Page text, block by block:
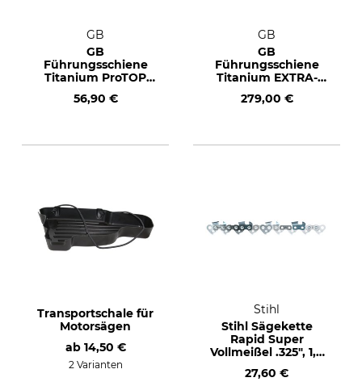
GB
GB
Führungsschiene
Titanium ProTOP
56,90 €
GB
GB
Führungsschiene
Titanium EXTRA-
125 cm
279,00 €
Transportschale für
Motorsägen
ab 14,50 €
2 Varianten
Stihl
Stihl Sägekette
Rapid Super
Vollmeißel .325", 1,6
27,60 €